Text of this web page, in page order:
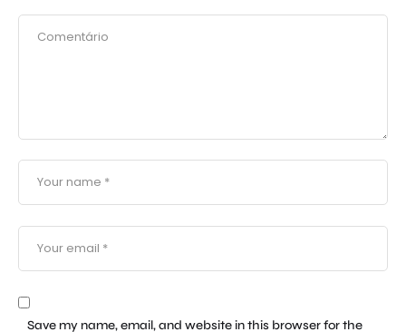
Save my name, email, and website in this browser for the